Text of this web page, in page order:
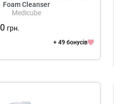
Foam Cleanser
Medicube
грн.
+ 49 бонусів